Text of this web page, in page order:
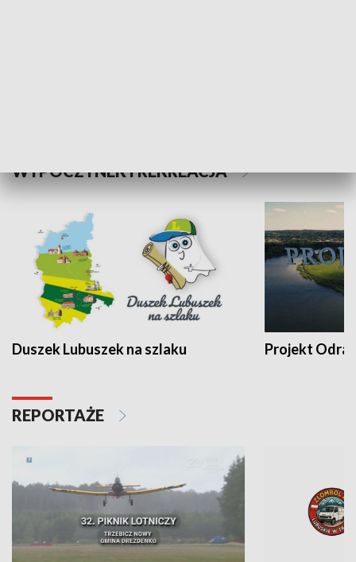
WYPOCZYNEK I REKREACJA
Duszek Lubuszek na szlaku Projekt Odra
REPORTAŻE